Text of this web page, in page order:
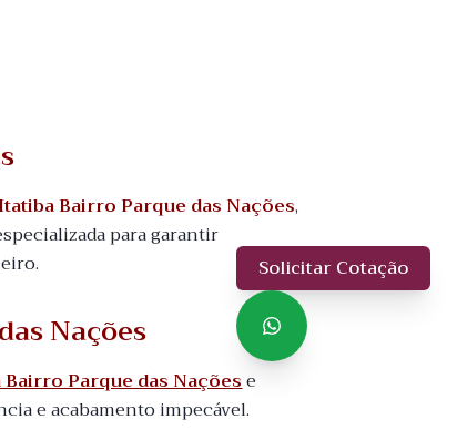
Itatiba Bairro Parque das Nações,
para garantir
Nações
Parque das Naçõese
e acabamento impecável.
Solicitar Cotação